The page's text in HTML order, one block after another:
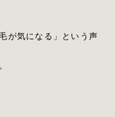
が気になる」という声